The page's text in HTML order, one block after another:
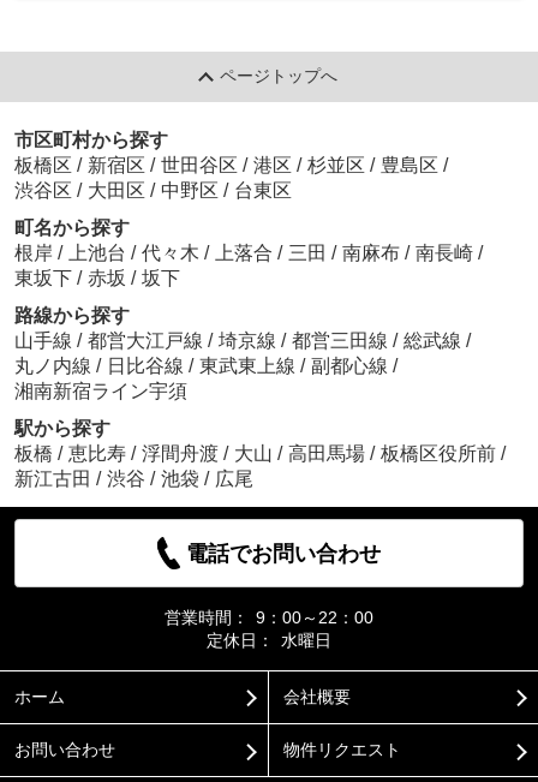
ページトップへ
市区町村から探す
板橋区 / 新宿区 / 世田谷区 / 港区 / 杉並区 / 豊島区 /
渋谷区 / 大田区 / 中野区 / 台東区
町名から探す
根岸 / 上池台 / 代々木 / 上落合 / 三田 / 南麻布 / 南長崎 /
東坂下 / 赤坂 / 坂下
路線から探す
山手線 / 都営大江戸線 / 埼京線 / 都営三田線 / 総武線 /
丸ノ内線 / 日比谷線 / 東武東上線 / 副都心線 /
湘南新宿ライン宇須
駅から探す
板橋 / 恵比寿 / 浮間舟渡 / 大山 / 高田馬場 / 板橋区役所前 /
新江古田 / 渋谷 / 池袋 / 広尾
電話でお問い合わせ
営業時間：
9：00～22：00
定休日：
水曜日
ホーム 会社概要
お問い合わせ 物件リクエスト